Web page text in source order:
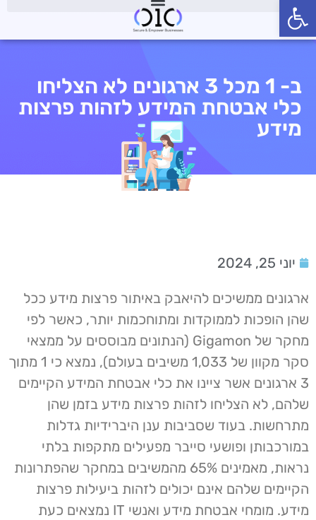
פתח סרגל נגישות
ב- 1 מכל 3 ארגונים לא הצליחו
כלי אבטחת המידע לזהות פרצות
מידע
יוני 25, 2024
ארגונים ממשיכים להיאבק באיתור פרצות מידע ככל
שהן הופכות לממוקדות ומתוחכמות יותר, כאשר לפי
מחקר של Gigamon (הנתונים מבוססים על ממצאי
סקר מקוון של 1,033 משיבים בעולם), נמצא כי 1 מתוך
3 ארגונים אשר ציינו את כלי אבטחת המידע הקיימים
שלהם, לא הצליחו לזהות פרצות מידע בזמן שהן
מתרחשות. בעוד שסביבות ענן היברידיות גדלות
במורכבותן ופושעי סייבר מפעילים מתקפות בלתי
נראות, מאמינים 65% מהמשיבים במחקר שהפתרונות
הקיימים שלהם אינם יכולים לזהות ביעילות פרצות
מידע. מומחי אבטחת מידע ואנשי IT נמצאים כעת